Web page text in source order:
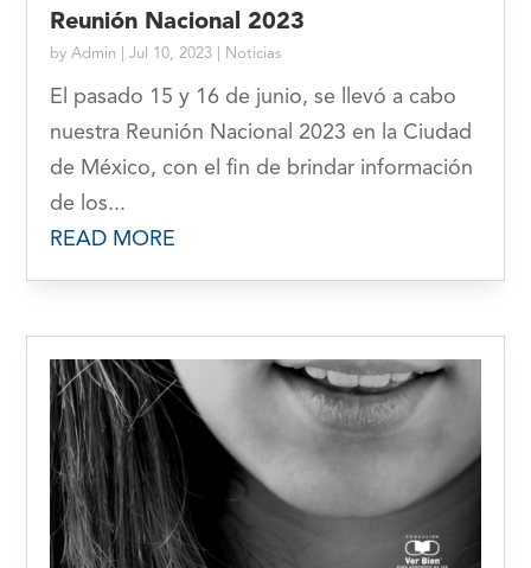
Reunión Nacional 2023
byAdmin |Jul 10, 2023 Noticias
El pasado 15 y 16 de junio, se llevó a cabo
nuestra Reunión Nacional 2023 en la Ciudad
de México, con el fin de brindar información
de los...
READ MORE